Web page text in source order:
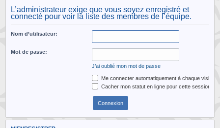
L’administrateur exige que vous soyez enregistré et
connecté pour voir la liste des membres de l’équipe.
Nom d’utilisateur:
Mot de passe:
J’ai oublié mon mot de passe
Me connecter automatiquement à chaque visite
Cacher mon statut en ligne pour cette session